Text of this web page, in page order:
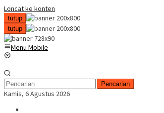
Loncat ke konten
tutup
tutup
Menu Mobile
Pencarian
Kamis, 6 Agustus 2026